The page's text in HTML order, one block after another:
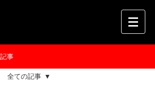
記事
全ての記事